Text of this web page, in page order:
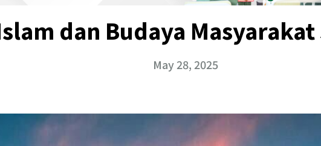
dan Budaya
May 28, 2025